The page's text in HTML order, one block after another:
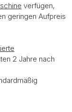
verfügen,
geringen Aufpreis
2 Jahre nach